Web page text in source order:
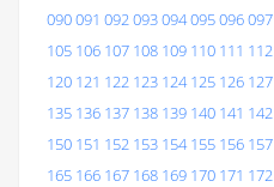
090091 092093094095096097
105 106 107 108 109 110 111 112
120 121 122 123 124 125 126 127
135 136 137 138 139 140 141 142
150 151 152 153 154 155 156 157
165 166 167 168 169 170 171 172